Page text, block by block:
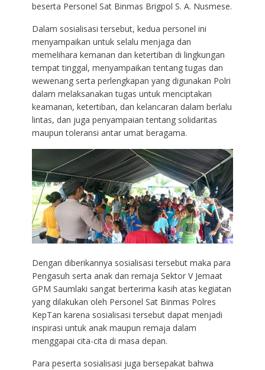
beserta Personel Sat Binmas Brigpol S. A. Nusmese.
Dalam sosialisasi tersebut, kedua personel ini
menyampaikan untuk selalu menjaga dan
memelihara kemanan dan ketertiban di lingkungan
tempat tinggal, menyampaikan tentang tugas dan
wewenang serta perlengkapan yang digunakan Polri
dalam melaksanakan tugas untuk menciptakan
keamanan, ketertiban, dan kelancaran dalam berlalu
lintas, dan juga penyampaian tentang solidaritas
maupun toleransi antar umat beragama.
Dengan diberikannya sosialisasi tersebut maka para
Pengasuh serta anak dan remaja Sektor V Jemaat
GPM Saumlaki sangat berterima kasih atas kegiatan
yang dilakukan oleh Personel Sat Binmas Polres
KepTan karena sosialisasi tersebut dapat menjadi
inspirasi untuk anak maupun remaja dalam
menggapai cita-cita di masa depan.
Para peserta sosialisasi juga bersepakat bahwa